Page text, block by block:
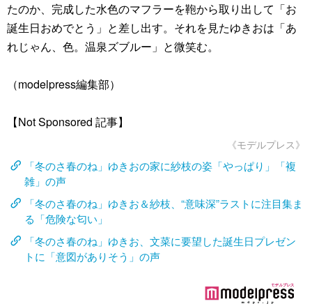
たのか、完成した水色のマフラーを鞄から取り出して「お
誕生日おめでとう」と差し出す。それを見たゆきおは「あ
れじゃん、色。温泉ズブルー」と微笑む。
（modelpress編集部）
【Not Sponsored 記事】
《モデルプレス》
「冬のさ春のね」ゆきおの家に紗枝の姿「やっぱり」「複
雑」の声
「冬のさ春のね」ゆきお＆紗枝、“意味深”ラストに注目集ま
る「危険な匂い」
「冬のさ春のね」ゆきお、文菜に要望した誕生日プレゼン
トに「意図がありそう」の声